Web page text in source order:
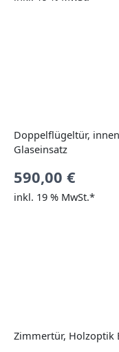
Doppelflügeltür,
Glaseinsatz
590,00 €
inkl. 19 % MwSt.*
Zimmertür, Holzoptik